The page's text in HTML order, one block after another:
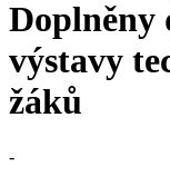
Doplněny
výstavy
žáků
-